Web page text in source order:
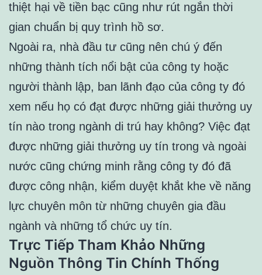
thiệt hại về tiền bạc cũng như rút ngắn thời
gian chuẩn bị quy trình hồ sơ.
Ngoài ra, nhà đầu tư cũng nên chú ý đến
những thành tích nổi bật của công ty hoặc
người thành lập, ban lãnh đạo của công ty đó
xem nếu họ có đạt được những giải thưởng uy
tín nào trong ngành di trú hay không? Việc đạt
được những giải thưởng uy tín trong và ngoài
nước cũng chứng minh rằng công ty đó đã
được công nhận, kiểm duyệt khắt khe về năng
lực chuyên môn từ những chuyên gia đầu
ngành và những tổ chức uy tín.
Trực Tiếp Tham Khảo Những
Nguồn Thông Tin Chính Thống